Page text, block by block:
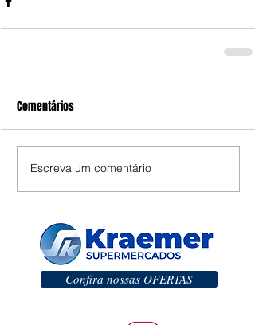
Comentários
Escreva um comentário
Confira nossas OFERTAS